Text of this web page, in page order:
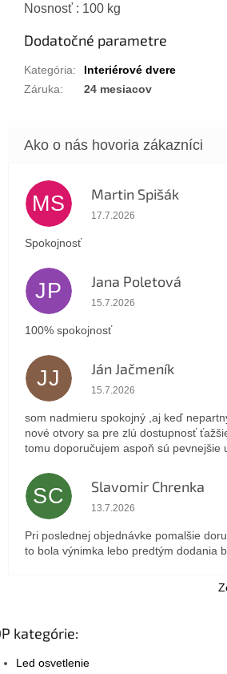
Nosnosť : 100 kg
Dodatočné parametre
Kategória:
Interiérové dvere
Záruka: 24 mesiacov
MS Martin Spišák
Hodnotenie obchodu je 5 z
17.7.2026
Spokojnosť
JP Jana Poletová
Hodnotenie obchodu je 5 z
15.7.2026
100% spokojnosť
JJ Ján Jačmeník
Hodnotenie obchodu je 5 z
15.7.2026
som nadmieru spokojný ,aj keď
nové otvory sa pre zlú dostupnosť
tomu doporučujem aspoň sú pevnejšie
SC Slavomir Chrenka
Hodnotenie obchodu je 5 z
13.7.2026
Pri poslednej objednávke pomalšie
to bola výnimka lebo predtým dodania
kategórie:
Led osvetlenie